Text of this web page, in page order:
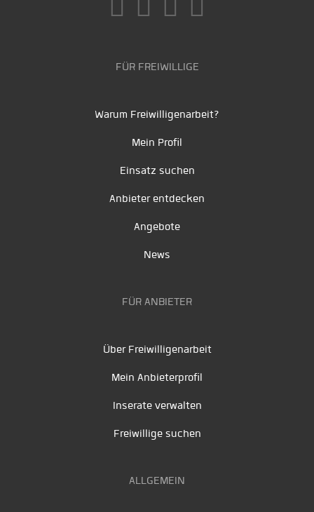
FÜR FREIWILLIGE
Warum Freiwilligenarbeit?
Mein Profil
Einsatz suchen
Anbieter entdecken
Angebote
News
FÜR ANBIETER
Über Freiwilligenarbeit
Mein Anbieterprofil
Inserate verwalten
Freiwillige suchen
ALLGEMEIN